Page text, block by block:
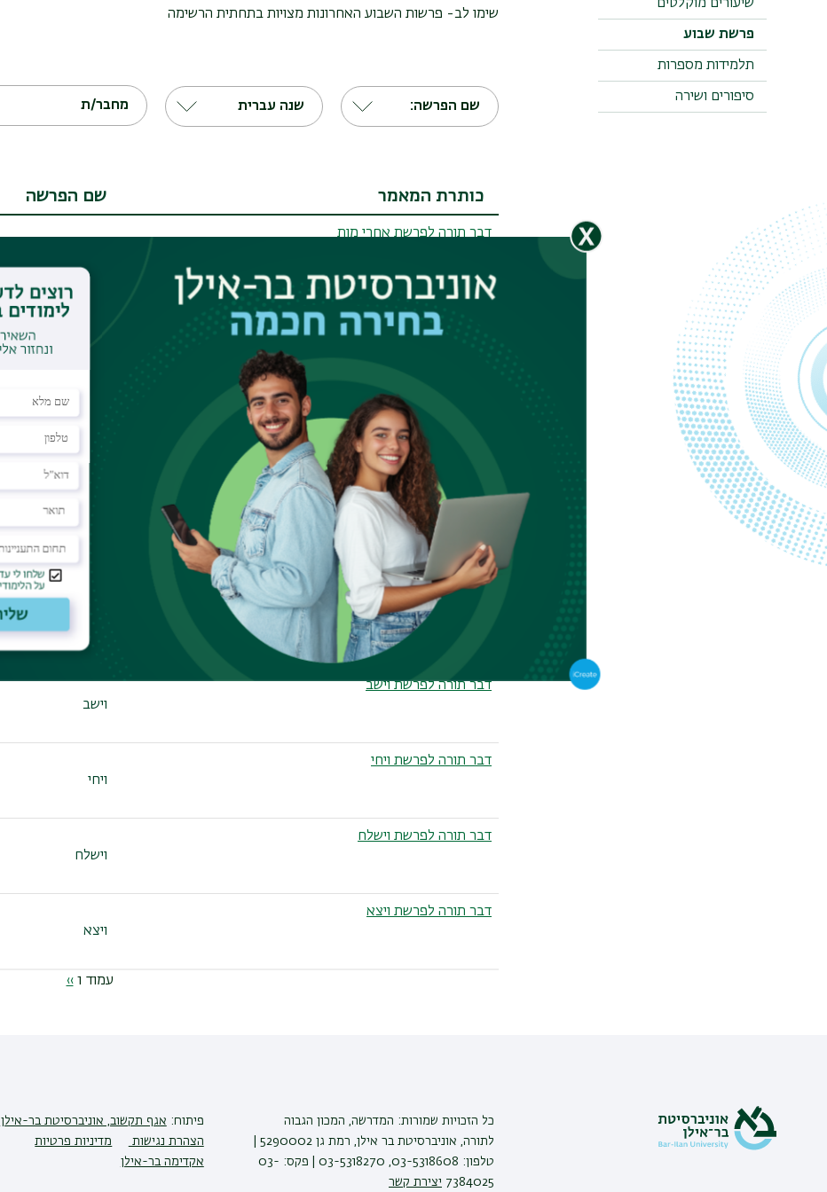
שיעורים מוקלטים
פרשת שבוע
תלמידות מספרות
סיפורים ושירה
שימו לב- פרשות השבוע האחרונות מצויות בתחתית הרשימה
שם הפרשה: שנה עברית מחבר/ת
כותרת המאמר שם הפרשה
דבר תורה לפרשת אחרי מות
דמותו של בצלאל
דבר תורה לפרשת כי תשא – הרב דוד בס
כי תשא
דבר תורה לפרשת תרומה
דבר תורה לפרשת בא
דבר תורה לפרשת ויגש
דבר תורה לפרשת וישב
וישב
דבר תורה לפרשת ויחי
ויחי
דבר תורה לפרשת וישלח
וישלח
דבר תורה לפרשת ויצא
ויצא
עמוד 1
הדף
››
כל הזכויות שמורות: המדרשה, המכון הגבוה
טלפון: 03-5318608, 03-5318270 | פקס: 03-
7384025 יצירת קשר
פיתוח: אגף תקשוב, אוניברסיטת בר-אילן
הצהרת נגישות
מדיניות פרטיות
אקדימה בר-אילן